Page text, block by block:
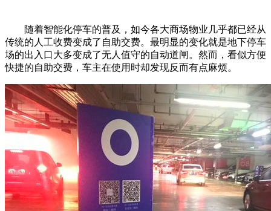
随着智能化停车的普及，如今各大商场物业几乎都已经从
传统的人工收费变成了自助交费。最明显的变化就是地下停车
场的出入口大多变成了无人值守的自动道闸。然而，看似方便
快捷的自助交费，车主在使用时却发现反而有点麻烦。